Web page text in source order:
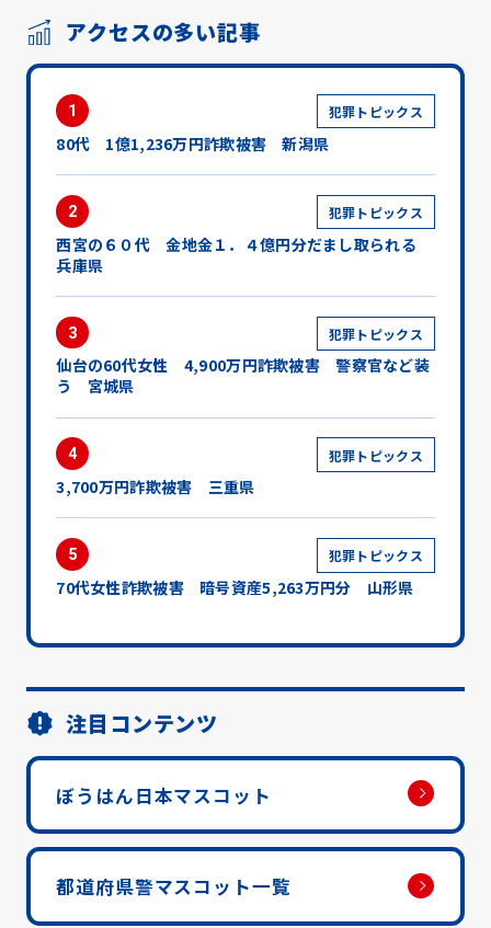
アクセスの多い記事
1 犯罪トピックス
80代 1億1,236万円詐欺被害 新潟県
2 犯罪トピックス
西宮の６０代 金地金１．４億円分だまし取られる
兵庫県
3 犯罪トピックス
仙台の60代女性 4,900万円詐欺被害 警察官など装
う 宮城県
4 犯罪トピックス
3,700万円詐欺被害 三重県
5 犯罪トピックス
70代女性詐欺被害 暗号資産5,263万円分 山形県
注目コンテンツ
ぼうはん日本マスコット
都道府県警マスコット一覧